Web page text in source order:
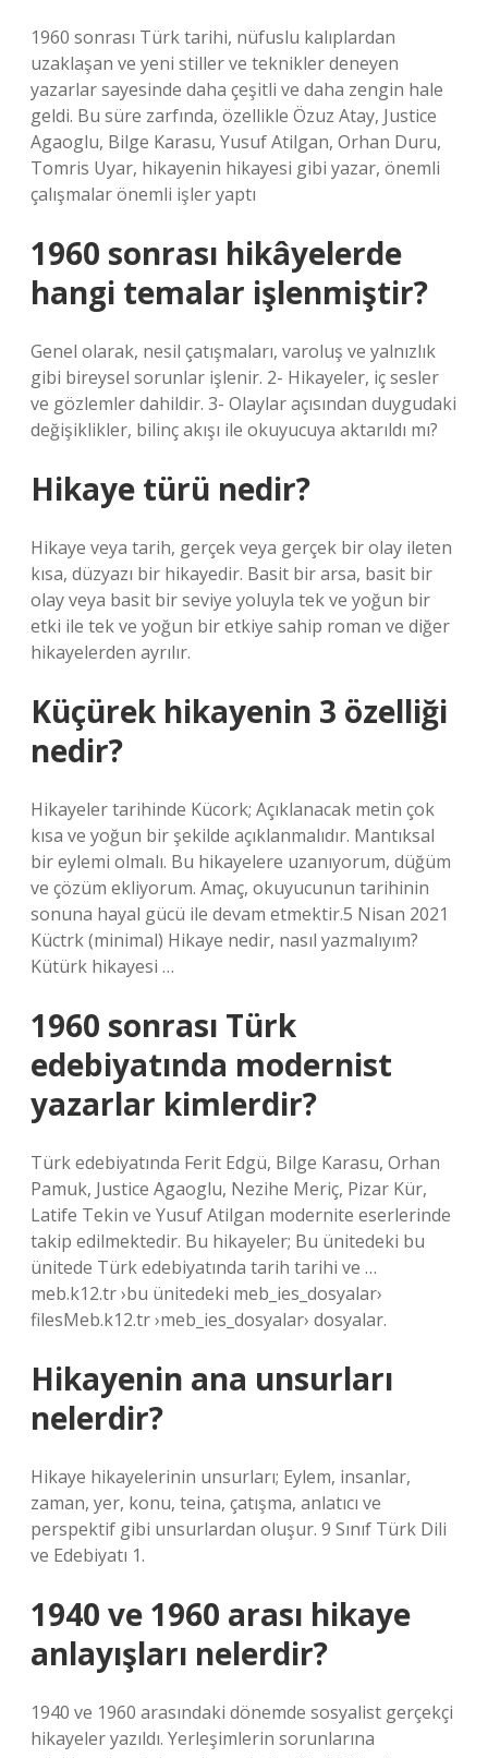
1960 sonrası Türk tarihi, nüfuslu kalıplardan
uzaklaşan ve yeni stiller ve teknikler deneyen
yazarlar sayesinde daha çeşitli ve daha zengin hale
geldi. Bu süre zarfında, özellikle Özuz Atay, Justice
Agaoglu, Bilge Karasu, Yusuf Atilgan, Orhan Duru,
Tomris Uyar, hikayenin hikayesi gibi yazar, önemli
çalışmalar önemli işler yaptı
1960 sonrası hikâyelerde
hangi temalar işlenmiştir?
Genel olarak, nesil çatışmaları, varoluş ve yalnızlık
gibi bireysel sorunlar işlenir. 2- Hikayeler, iç sesler
ve gözlemler dahildir. 3- Olaylar açısından duygudaki
değişiklikler, bilinç akışı ile okuyucuya aktarıldı mı?
Hikaye türü nedir?
Hikaye veya tarih, gerçek veya gerçek bir olay ileten
kısa, düzyazı bir hikayedir. Basit bir arsa, basit bir
olay veya basit bir seviye yoluyla tek ve yoğun bir
etki ile tek ve yoğun bir etkiye sahip roman ve diğer
hikayelerden ayrılır.
Küçürek hikayenin 3 özelliği
nedir?
Hikayeler tarihinde Kücork; Açıklanacak metin çok
kısa ve yoğun bir şekilde açıklanmalıdır. Mantıksal
bir eylemi olmalı. Bu hikayelere uzanıyorum, düğüm
ve çözüm ekliyorum. Amaç, okuyucunun tarihinin
sonuna hayal gücü ile devam etmektir.5 Nisan 2021
Küctrk (minimal) Hikaye nedir, nasıl yazmalıyım?
Kütürk hikayesi …
1960 sonrası Türk
edebiyatında modernist
yazarlar kimlerdir?
Türk edebiyatında Ferit Edgü, Bilge Karasu, Orhan
Pamuk, Justice Agaoglu, Nezihe Meriç, Pizar Kür,
Latife Tekin ve Yusuf Atilgan modernite eserlerinde
takip edilmektedir. Bu hikayeler; Bu ünitedeki bu
ünitede Türk edebiyatında tarih tarihi ve …
meb.k12.tr ›bu ünitedeki meb_ies_dosyalar›
filesMeb.k12.tr ›meb_ies_dosyalar› dosyalar.
Hikayenin ana unsurları
nelerdir?
Hikaye hikayelerinin unsurları; Eylem, insanlar,
zaman, yer, konu, teina, çatışma, anlatıcı ve
perspektif gibi unsurlardan oluşur. 9 Sınıf Türk Dili
ve Edebiyatı 1.
1940 ve 1960 arası hikaye
anlayışları nelerdir?
1940 ve 1960 arasındaki dönemde sosyalist gerçekçi
hikayeler yazıldı. Yerleşimlerin sorunlarına